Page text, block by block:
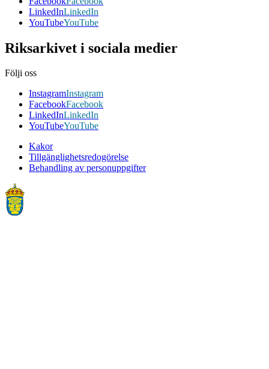
LinkedInLinkedIn
YouTubeYouTube
Riksarkivet i sociala medier
Följi oss
InstagramInstagram
FacebookFacebook
LinkedInLinkedIn
YouTubeYouTube
Kakor
Tillgänglighetsredogörelse
Behandling av personuppgifter